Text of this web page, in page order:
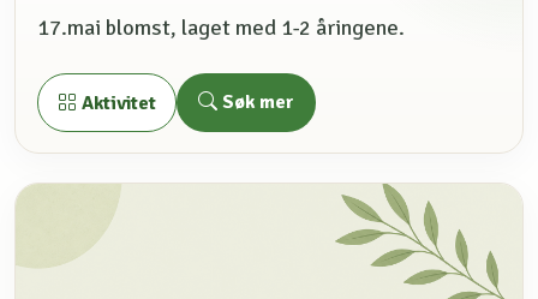
17.mai blomst, laget med 1-2 åringene.
Aktivitet Søk mer